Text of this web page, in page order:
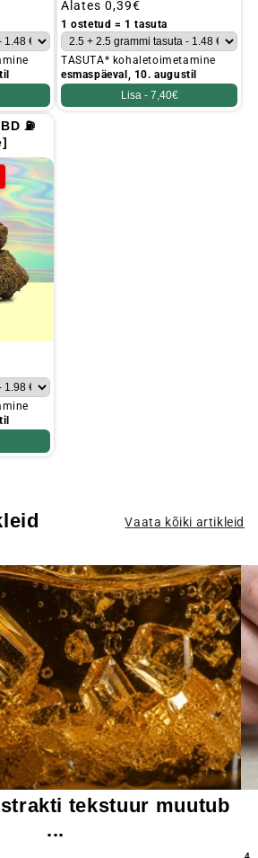
Tavaline
hind
Alates 0,39€
1 ostetud = 1 tasuta
TASUTA* kohaletoimetamine
esmaspäeval, 10. augustil
Lisa - 7,40€
⛽
Vaata kõiki artikleid
tekstuur muutub
...
4.